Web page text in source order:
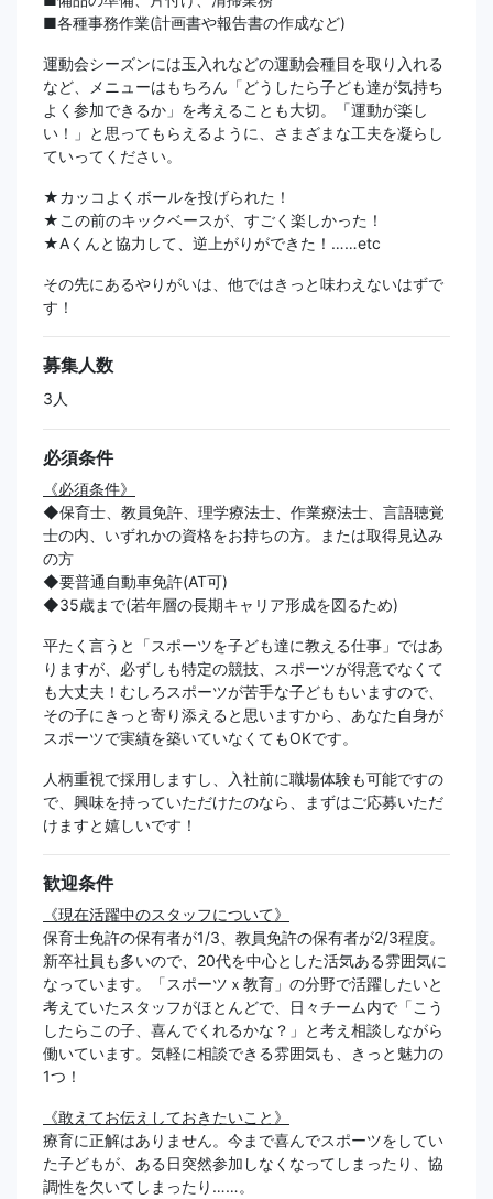
■各種事務作業(計画書や報告書の作成など)
運動会シーズンには玉入れなどの運動会種目を取り入れる
など、メニューはもちろん「どうしたら子ども達が気持ち
よく参加できるか」を考えることも大切。「運動が楽し
い！」と思ってもらえるように、さまざまな工夫を凝らし
ていってください。
★カッコよくボールを投げられた！
★この前のキックベースが、すごく楽しかった！
★Aくんと協力して、逆上がりができた！……etc
その先にあるやりがいは、他ではきっと味わえないはずで
す！
募集人数
3人
必須条件
《必須条件》
◆保育士、教員免許、理学療法士、作業療法士、言語聴覚
士の内、いずれかの資格をお持ちの方。または取得見込み
の方
◆要普通自動車免許(AT可)
◆35歳まで(若年層の長期キャリア形成を図るため)
平たく言うと「スポーツを子ども達に教える仕事」ではあ
りますが、必ずしも特定の競技、スポーツが得意でなくて
も大丈夫！むしろスポーツが苦手な子どももいますので、
その子にきっと寄り添えると思いますから、あなた自身が
スポーツで実績を築いていなくてもOKです。
人柄重視で採用しますし、入社前に職場体験も可能ですの
で、興味を持っていただけたのなら、まずはご応募いただ
けますと嬉しいです！
歓迎条件
《現在活躍中のスタッフについて》
保育士免許の保有者が1/3、教員免許の保有者が2/3程度。
新卒社員も多いので、20代を中心とした活気ある雰囲気に
なっています。「スポーツｘ教育」の分野で活躍したいと
考えていたスタッフがほとんどで、日々チーム内で「こう
したらこの子、喜んでくれるかな？」と考え相談しながら
働いています。気軽に相談できる雰囲気も、きっと魅力の
1つ！
《敢えてお伝えしておきたいこと》
療育に正解はありません。今まで喜んでスポーツをしてい
た子どもが、ある日突然参加しなくなってしまったり、協
調性を欠いてしまったり……。